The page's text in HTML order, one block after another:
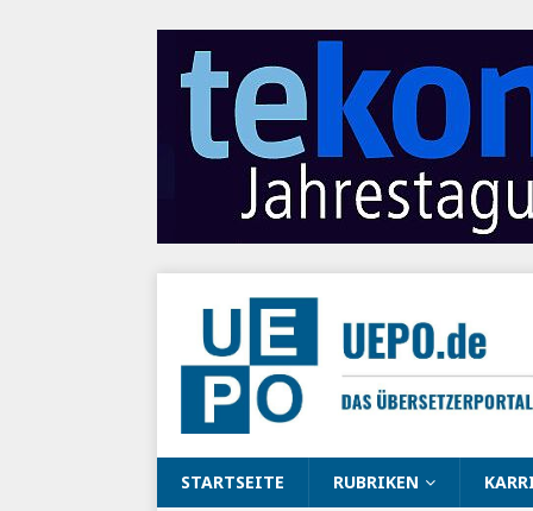
STARTSEITE RUBRIKEN